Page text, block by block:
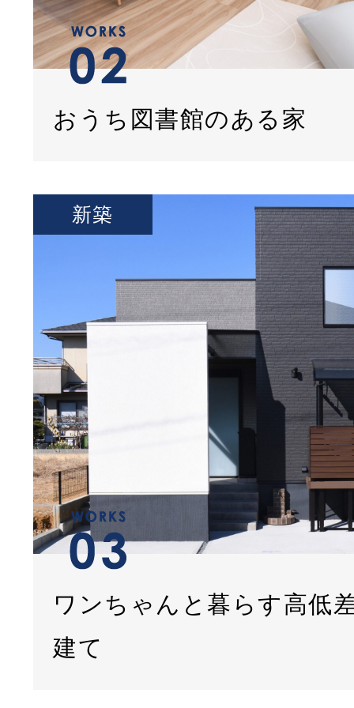
おうち図書館のある家
ワンちゃんと暮らす高低
建て
新築